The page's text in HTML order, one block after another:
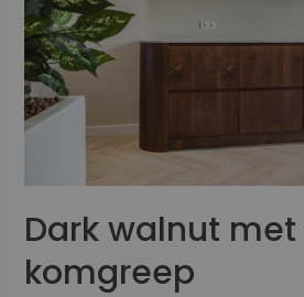
Dark walnut met
komgreep